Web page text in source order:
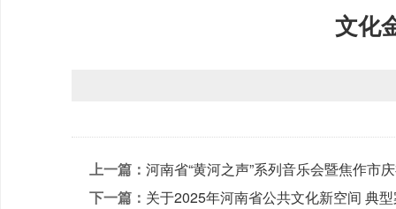
文化
上一篇： 河南省“黄河之声”系列音乐会暨焦作市
下一篇： 关于2025年河南省公共文化新空间 典